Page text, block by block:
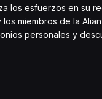
los esfuerzos en su
miembros de la
personales y